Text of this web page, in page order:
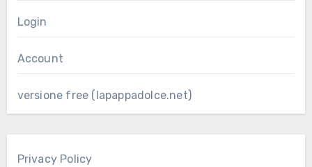
Login
Account
versione free (lapappadolce.net)
Privacy Policy